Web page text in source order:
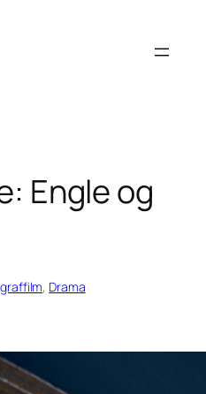
Engle og
, Drama